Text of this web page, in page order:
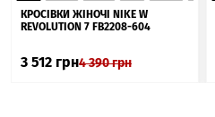
КРОСІВКИ ЖІНОЧІ NIKE W
REVOLUTION 7 FB2208-604
3 512 грн4 390грн